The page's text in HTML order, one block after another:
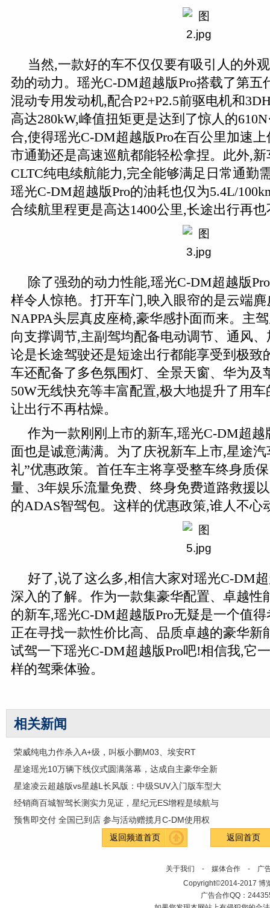
当然,一款好的车不仅仅要有吸引人的外
劲的动力。瑶光C-DM超越版Pro搭载了第五
混动专用发动机,配合P2+P2.5前驱电机和
高达280kW,峰值扭矩更是达到了惊人的
合,使得瑶光C-DM超越版Pro在百公里加速
市通勤还是高速巡航都能轻松拿捏。此外,新
CLTC纯电续航能力,完全能够满足日常通勤
瑶光C-DM超越版Pro的油耗也仅为5.4L/
合续航里程更是高达1400公里,长途出行再
除了强劲的动力性能,瑶光C-DM超越版
样令人惊艳。打开车门,映入眼帘的是云端
NAPPA头层真皮座椅,豪华感扑面而来。主
向支撑调节,主副驾均配备电动调节、通风
论是长途驾驶还是短途出行都能享受到极致
车还配备了多色氛围灯、全景天窗、华为及
50W无线快充等丰富配置,极大地提升了用
让出行不再枯燥。
作为一款刚刚上市的新车,瑶光C-DM超越
面也是诚意满满。为了庆祝新车上市,星途
礼”优惠政策。首任车主将享受整车终身质
量、3年娱乐流量免费、终身免费道路救援
的ADAS智驾包。这样的优惠政策,谁人不心
好了,说了这么多,相信大家对瑶光C-DM
深入的了解。作为一款集豪华配置、卓越性
的新车,瑶光C-DM超越版Pro无疑是一个值
正在寻找一款性价比高、品质卓越的豪华新
试驾一下瑶光C-DM超越版Pro吧!相信我,它
样的驾乘体验。
相关新闻
荣威纯电力作杀入A+级，叫板小鹏M03、埃安RT
星途瑶光10万辆下线仪式圆满落幕，达成自主豪华全新
星途凌云超越版vs星越L长风版：中级SUV入门版车型大
经销商百城智驾长测实力见证，星纪元ES增程是续航与
预售即交付 全国已到店 参与活动赠揽月C-DM使用权
返回频道首页
返回首页
关于我们 - 媒体合作 - 广
Copyright©2014-2017 博
广告合作QQ：